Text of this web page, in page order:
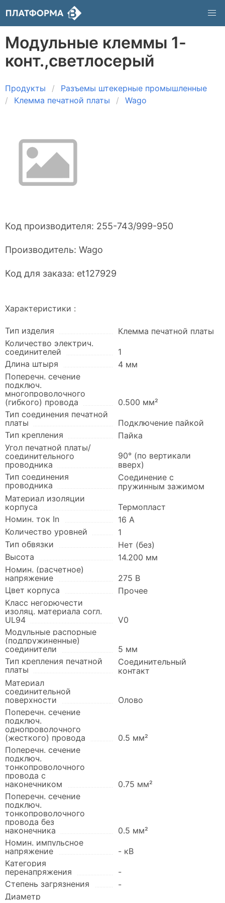
Модульные клеммы 1-
конт.,светлосерый
Продукты
Разъемы штекерные промышленные
Клемма печатной платы
Wago
Код производителя: 255-743/999-950
Производитель: Wago
Код для заказа: et127929
Характеристики :
Тип изделия
Клемма печатной платы
Количество электрич.
соединителей
1
Длина штыря
4 мм
Поперечн. сечение
подключ.
многопроволочного
(гибкого) провода
0.500 мм²
Тип соединения печатной
платы
Подключение пайкой
Тип крепления
Пайка
Угол печатной платы/
соединительного
проводника
90° (по вертикали
вверх)
Тип соединения
проводника
Соединение с
пружинным зажимом
Материал изоляции
корпуса
Термопласт
Номин. ток In
16 А
Количество уровней
1
Тип обвязки
Нет (без)
Высота
14.200 мм
Номин. (расчетное)
напряжение
275 В
Цвет корпуса
Прочее
Класс негорючести
изоляц. материала согл.
UL94
V0
Модульные распорные
(подпружиненные)
соединители
5 мм
Тип крепления печатной
платы
Соединительный
контакт
Материал
соединительной
поверхности
Олово
Поперечн. сечение
подключ.
однопроволочного
(жесткого) провода
0.5 мм²
Поперечн. сечение
подключ.
тонкопроволочного
провода с
наконечником
0.75 мм²
Поперечн. сечение
подключ.
тонкопроволочного
провода без
наконечника
0.5 мм²
Номин. импульсное
напряжение
- кВ
Категория
перенапряжения
-
Степень загрязнения
-
Диаметр